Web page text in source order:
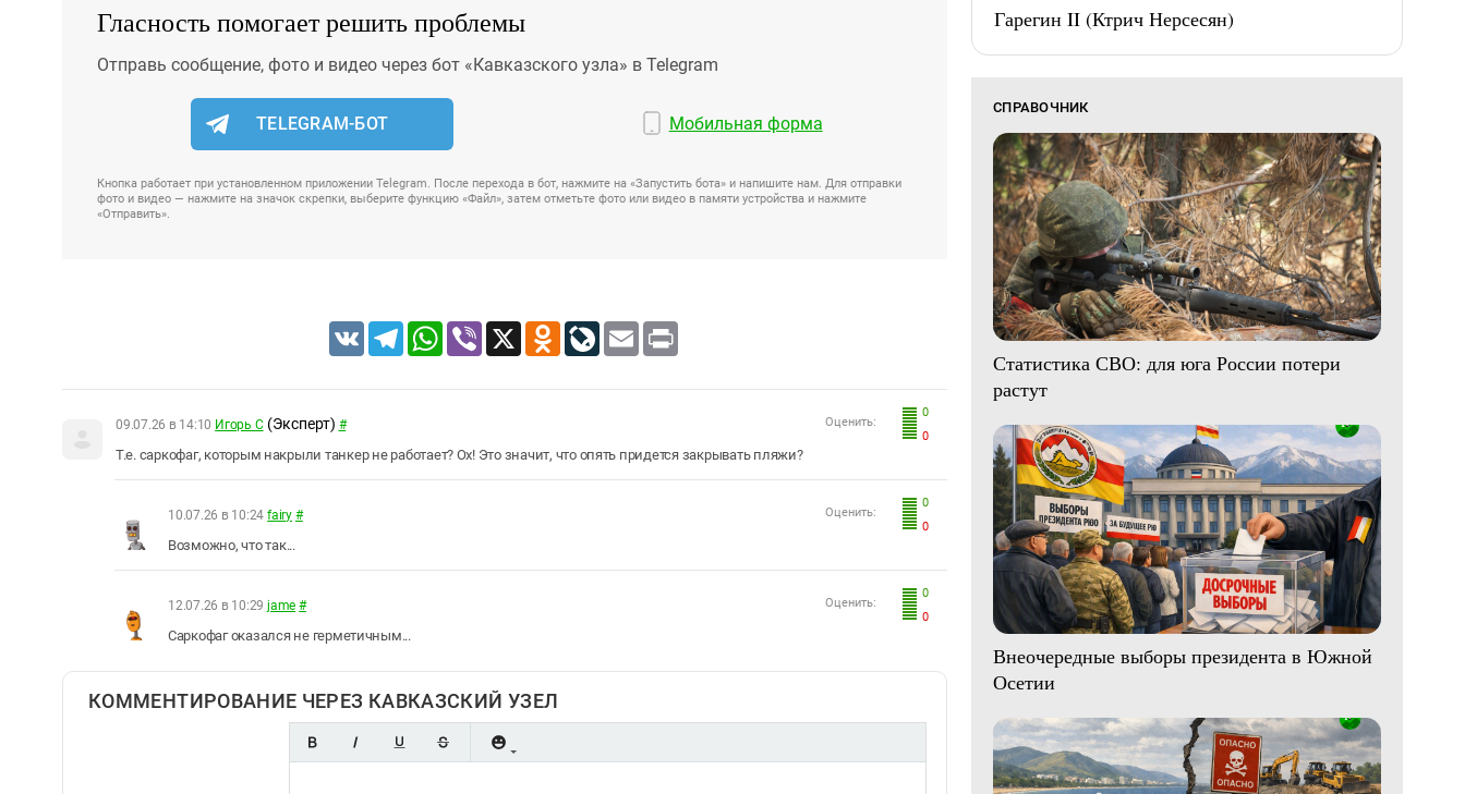
Гласность помогает решить проблемы
Отправь сообщение, фото и видео через бот «Кавказского узла» в Telegram
TELEGRAM-БОТ Мобильная форма
Кнопка работает при установленном приложении Telegram. После перехода в бот, нажмите на «Запустить бота» и напишите нам. Для отправки
фото и видео — нажмите на значок скрепки, выберите функцию «Файл», затем отметьте фото или видео в памяти устройства и нажмите
«Отправить».
VK TelegramWhatsApp
Viber X Odnoklassniki
LiveJournal
Email
0
0
Оценить:
09.07.26 в 14:10 Игорь С (Эксперт) #
Т.е. саркофаг, которым накрыли танкер не работает? Ох! Это значит, что опять придется закрывать пляжи?
0
0
Оценить:
10.07.26 в 10:24 fairy #
Возможно, что так...
0
0
Оценить:
12.07.26 в 10:29 jame #
Саркофаг оказался не герметичным...
КОММЕНТИРОВАНИЕ ЧЕРЕЗ КАВКАЗСКИЙ УЗЕЛ
Гарегин II (Ктрич Нерсесян)
СПРАВОЧНИК
Статистика СВО: для юга России потери
растут
Внеочередные выборы президента в Южной
Осетии